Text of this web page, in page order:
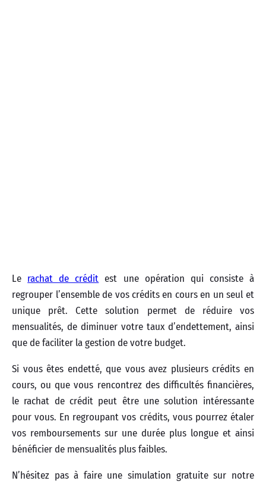
Le rachat de crédit est une opération qui consiste à
regrouper l’ensemble de vos crédits en cours en un seul et
unique prêt. Cette solution permet de réduire vos
mensualités, de diminuer votre taux d’endettement, ainsi
que de faciliter la gestion de votre budget.
Si vous êtes endetté, que vous avez plusieurs crédits en
cours, ou que vous rencontrez des difficultés financières,
le rachat de crédit peut être une solution intéressante
pour vous. En regroupant vos crédits, vous pourrez étaler
vos remboursements sur une durée plus longue et ainsi
bénéficier de mensualités plus faibles.
N’hésitez pas à faire une simulation gratuite sur notre